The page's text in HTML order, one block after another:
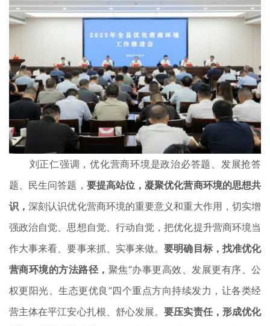
刘正仁强调，优化营商环境是政治必答题、发展抢答
题、民生问答题， 要提高站位，凝聚优化营商环境的思想共
识，深刻认识优化营商环境的重要意义和重大作用，切实增
强政治自觉、思想自觉、行动自觉，把优化提升营商环境当
作大事来看、要事来抓、实事来做。要明确目标，找准优化
营商环境的方法路径， 聚焦“办事更高效、发展更有序、公
权更阳光、生态更优良”四个重点方向持续发力，让各类经
营主体在平江安心扎根、舒心发展。要压实责任，形成优化